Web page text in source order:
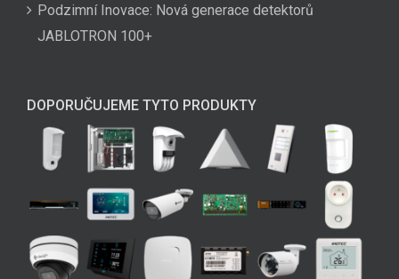
Podzimní Inovace: Nová generace detektorů
JABLOTRON 100+
DOPORUČUJEME TYTO PRODUKTY